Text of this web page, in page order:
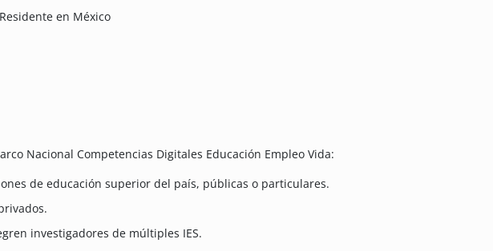
Residente en México
Nacional Competencias Digitales Educación Empleo Vida:
de educación superior del país, públicas o particulares.
investigadores de múltiples IES.